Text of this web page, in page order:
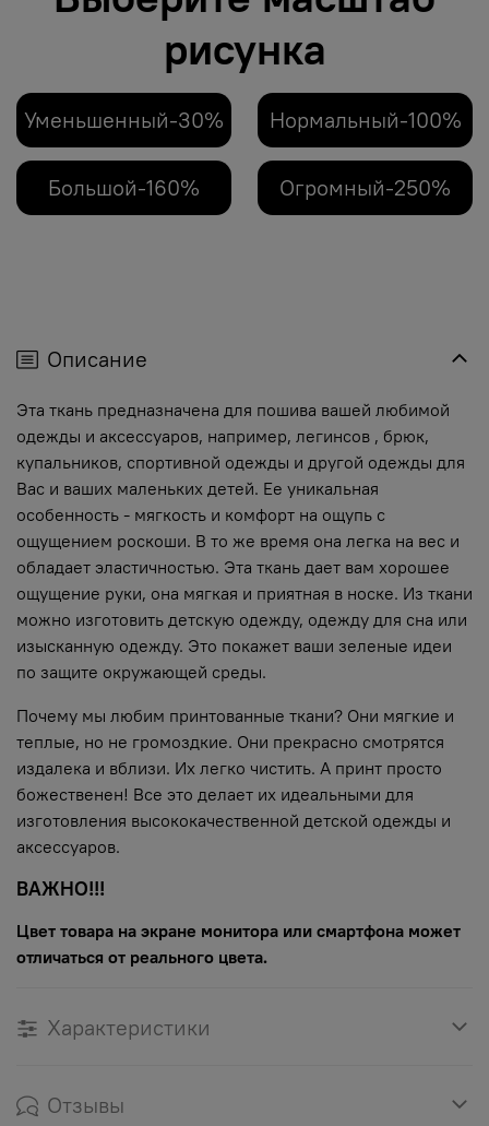
рисунка
Уменьшенный-30% Нормальный-100%
Большой-160% Огромный-250%
Описание
Эта ткань предназначена для пошива вашей любимой
одежды и аксессуаров, например, легинсов , брюк,
купальников, спортивной одежды и другой одежды для
Вас и ваших маленьких детей. Ее уникальная
особенность - мягкость и комфорт на ощупь с
ощущением роскоши. В то же время она легка на вес и
обладает эластичностью. Эта ткань дает вам хорошее
ощущение руки, она мягкая и приятная в носке. Из ткани
можно изготовить детскую одежду, одежду для сна или
изысканную одежду. Это покажет ваши зеленые идеи
по защите окружающей среды.
Почему мы любим принтованные ткани? Они мягкие и
теплые, но не громоздкие. Они прекрасно смотрятся
издалека и вблизи. Их легко чистить. А принт просто
божественен! Все это делает их идеальными для
изготовления высококачественной детской одежды и
аксессуаров.
ВАЖНО!!!
Цвет товара на экране монитора или смартфона может
отличаться от реального цвета.
Характеристики
Отзывы